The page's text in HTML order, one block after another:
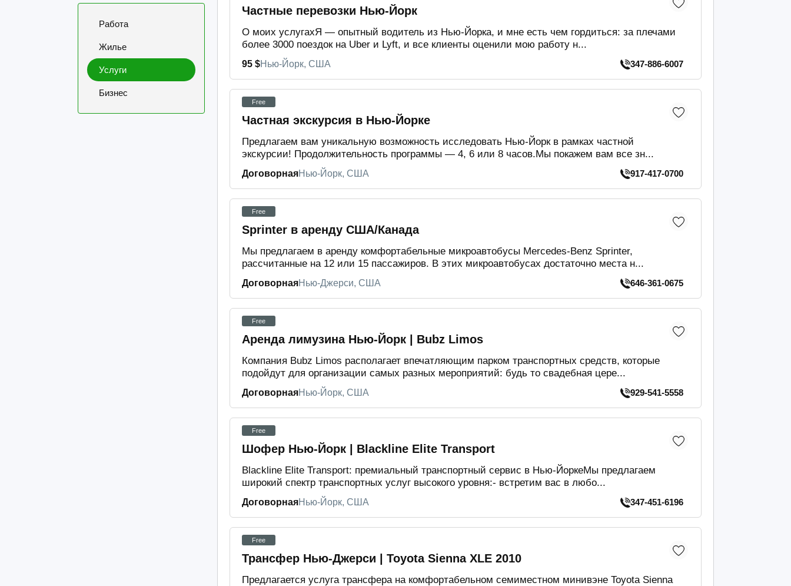
Работа
Жилье
Услуги
Бизнес
Частные перевозки Нью-Йорк
О моих услугахЯ — опытный водитель из Нью-Йорка, и мне есть чем гордиться: за плечами
более 3000 поездок на Uber и Lyft, и все клиенты оценили мою работу н...
95 $Нью-Йорк, США 347-886-6007
Free
Частная экскурсия в Нью-Йорке
Предлагаем вам уникальную возможность исследовать Нью-Йорк в рамках частной
экскурсии! Продолжительность программы — 4, 6 или 8 часов.Мы покажем вам все зн...
ДоговорнаяНью-Йорк, США 917-417-0700
Free
Sprinter в аренду США/Канада
Мы предлагаем в аренду комфортабельные микроавтобусы Mercedes-Benz Sprinter,
рассчитанные на 12 или 15 пассажиров. В этих микроавтобусах достаточно места н...
ДоговорнаяНью-Джерси, США 646-361-0675
Free
Аренда лимузина Нью-Йорк | Bubz Limos
Компания Bubz Limos располагает впечатляющим парком транспортных средств, которые
подойдут для организации самых разных мероприятий: будь то свадебная цере...
ДоговорнаяНью-Йорк, США 929-541-5558
Free
Шофер Нью-Йорк | Blackline Elite Transport
Blackline Elite Transport: премиальный транспортный сервис в Нью-ЙоркеМы предлагаем
широкий спектр транспортных услуг высокого уровня:- встретим вас в любо...
ДоговорнаяНью-Йорк, США 347-451-6196
Free
Трансфер Нью-Джерси | Toyota Sienna XLE 2010
Предлагается услуга трансфера на комфортабельном семиместном минивэне Toyota Sienna